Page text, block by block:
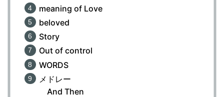
meaning of Love
beloved
Story
Out of control
WORDS
メドレー
And Then